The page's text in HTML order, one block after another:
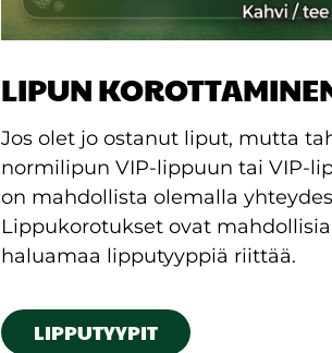
LIPUN
Jos olet jo ostanut liput, mutta
normilipun VIP-lippuun tai VIP-
on mahdollista olemalla
Lippukorotukset ovat
haluamaa lipputyyppiä riittää.
LIPPUTYYPIT